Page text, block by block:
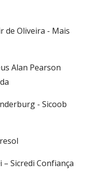
de Oliveira - Mais
Alan Pearson
- Sicoob
– Sicredi Confiança